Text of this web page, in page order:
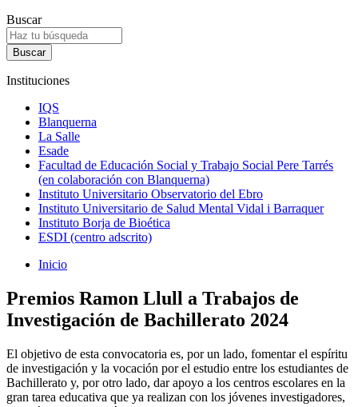
Buscar
Instituciones
IQS
Blanquerna
La Salle
Esade
Facultad de Educación Social y Trabajo Social Pere Tarrés
(en colaboración con Blanquerna)
Instituto Universitario Observatorio del Ebro
Instituto Universitario de Salud Mental Vidal i Barraquer
Instituto Borja de Bioética
ESDI (centro adscrito)
Inicio
Premios Ramon Llull a Trabajos de
Investigación de Bachillerato 2024
El objetivo de esta convocatoria es, por un lado, fomentar el espíritu
de investigación y la vocación por el estudio entre los estudiantes de
Bachillerato y, por otro lado, dar apoyo a los centros escolares en la
gran tarea educativa que ya realizan con los jóvenes investigadores,